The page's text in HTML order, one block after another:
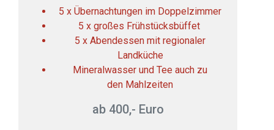
5 x Übernachtungen im Doppelzimmer
5 x großes Frühstücksbüffet
5 x Abendessen mit regionaler
Landküche
Mineralwasser und Tee auch zu
den Mahlzeiten
ab 400,- Euro